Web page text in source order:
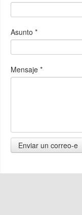
Asunto *
Mensaje *